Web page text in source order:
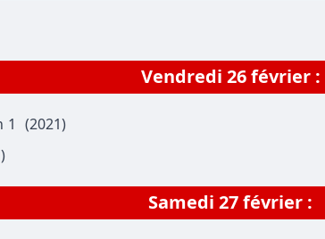
Vendredi 26 février :
1 (2021)
Samedi 27 février :